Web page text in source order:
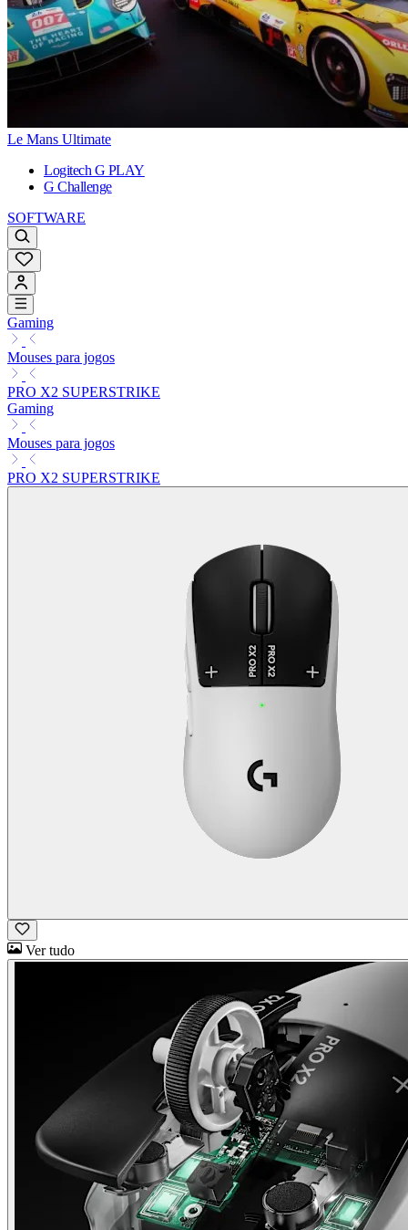
Le Mans Ultimate
Logitech G PLAY
G Challenge
SOFTWARE
Gaming
Mouses para jogos
PRO X2 SUPERSTRIKE
Gaming
Mouses para jogos
PRO X2 SUPERSTRIKE
Ver tudo